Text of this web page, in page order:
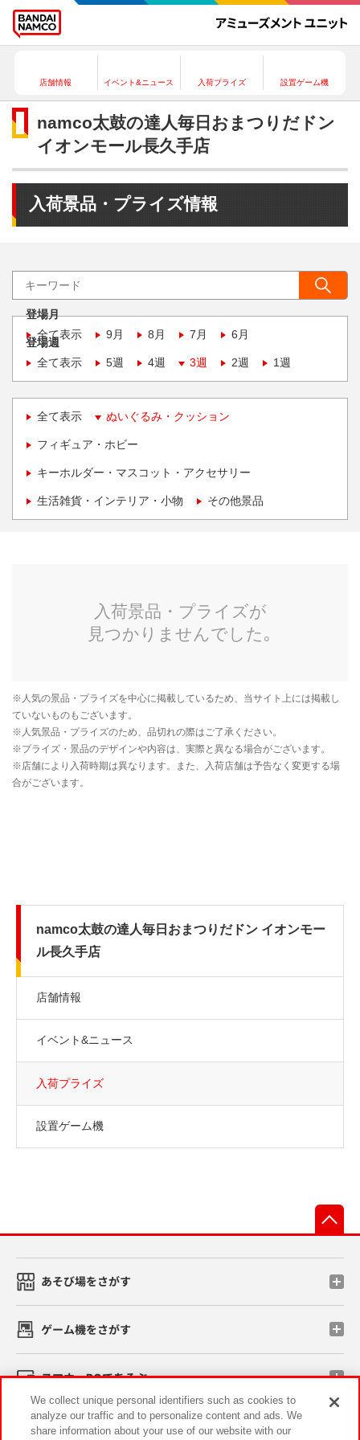
店舗情報 イベント&ニュース 入荷プライズ 設置ゲーム機
namco太鼓の達人毎日おまつりだドン
イオンモール長久手店
入荷景品・プライズ情報
登場月
全て表示
9月 8月 7月 6月
登場週
全て表示
5週 4週 3週 2週 1週
全て表示 ぬいぐるみ・クッション
フィギュア・ホビー
キーホルダー・マスコット・アクセサリー
生活雑貨・インテリア・小物 その他景品
namco太鼓の達人毎日おまつりだドン イオンモー
ル長久手店
店舗情報
イベント&ニュース
入荷プライズ
設置ゲーム機
あそび場をさがす
ゲーム機をさがす
スマホ・PCであそぶ
イベント・キャンペーン
We collect unique personal identifiers such as cookies to
analyze our traffic and to personalize content and ads. We
share information about your use of our website with our